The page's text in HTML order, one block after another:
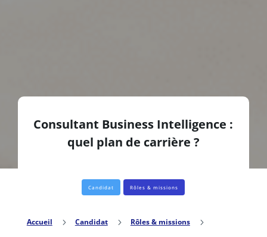
​Consultant Business Intelligence :
quel plan de carrière ?
Candidat Rôles & missions
Accueil 5 Candidat 5 Rôles & missions 5